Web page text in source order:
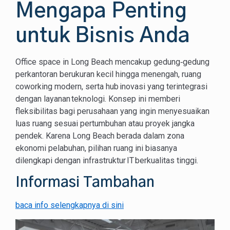
Mengapa Penting
untuk Bisnis Anda
Office space in Long Beach mencakup gedung‑gedung
perkantoran berukuran kecil hingga menengah, ruang
coworking modern, serta hub inovasi yang terintegrasi
dengan layanan teknologi. Konsep ini memberi
fleksibilitas bagi perusahaan yang ingin menyesuaikan
luas ruang sesuai pertumbuhan atau proyek jangka
pendek. Karena Long Beach berada dalam zona
ekonomi pelabuhan, pilihan ruang ini biasanya
dilengkapi dengan infrastruktur IT berkualitas tinggi.
Informasi Tambahan
baca info selengkapnya di sini